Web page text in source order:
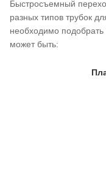
Быстросъемный
разных типов трубок
необходимо
может быть: